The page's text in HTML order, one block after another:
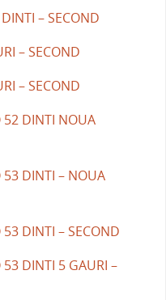
– SECOND
– SECOND
– SECOND
52 DINTI NOUA
53 DINTI – NOUA
DINTI – SECOND
53 DINTI 5 GAURI –